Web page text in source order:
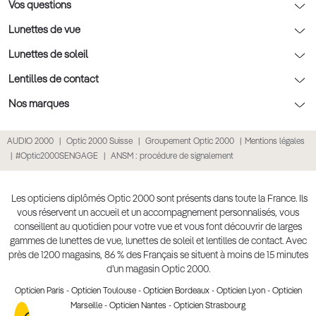
Nos conseils lentilles
Nos conseils enfants
Nos conseils santé visuelle
Tout savoir sur nos verres
Optic 2000 à domicile
Le contrôle de la vue chez votre opticien
L'entretien de votre équipement
La prise de rendez-vous en ligne
Point expert basse vision
Click & collect : Livraison gratuite en magasin
Vos questions
Politique cookies
Conditions générales de vente
Politique de confidentialité des données
Retours et remboursements
Lunettes de vue
Lunettes de vue
Lunettes de vue homme
Lunettes de vue femme
Lunettes de vue Gucci
Lunettes de vue Chloé
Lunettes de vue Burberry
Lunettes de vue à partir de 30€
Lunettes de soleil
Lunettes de soleil
Lunettes de soleil homme
Lunettes de soleil enfant
Lunettes de soleil pas chères
Lunettes de soleil Ray-Ban
Lunettes de soleil Prada
Lunettes de soleil Gucci
Lentilles de contact
Lentilles de contact
Lentilles de couleur
Lentille de nuit
Lentilles mensuelles ou bimensuelles
Nos marques
Lunettes Prada
Lunettes Guess
Lunettes Chloé
Lunettes Versace
AUDIO 2000 Optic 2000 Suisse Groupement Optic 2000
Mentions légales
#Optic2000SENGAGE
ANSM : procédure de signalement
Les opticiens diplômés Optic 2000 sont présents dans toute la France. Ils
vous réservent un accueil et un accompagnement personnalisés, vous
conseillent au quotidien pour votre vue et vous font découvrir de larges
gammes de lunettes de vue, lunettes de soleil et lentilles de contact. Avec
près de 1200 magasins, 86 % des Français se situent à moins de 15 minutes
d’un magasin Optic 2000.
Opticien Paris - Opticien Toulouse- Opticien Bordeaux- Opticien Lyon- Opticien
Marseille - Opticien Nantes - Opticien Strasbourg